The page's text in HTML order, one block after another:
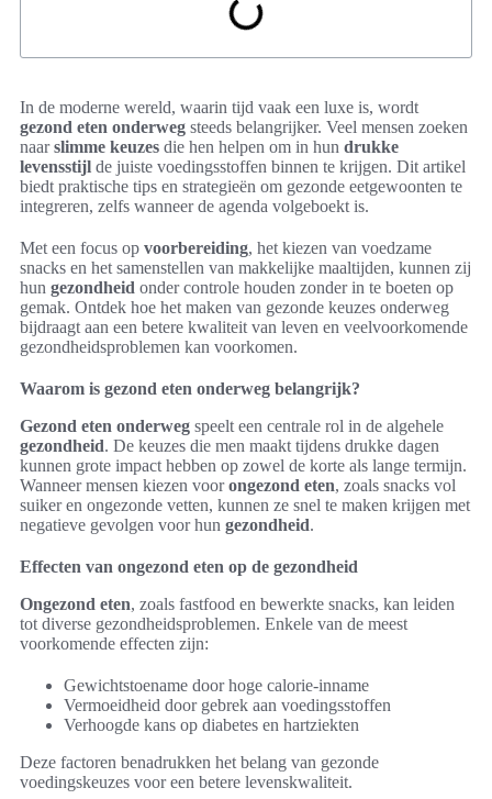
In de moderne wereld, waarin tijd vaak een luxe is, wordt
gezond eten onderweg steeds belangrijker. Veel mensen zoeken
naarslimme keuzes die hen helpen om in hun drukke
levensstijl de juiste voedingsstoffen binnen te krijgen. Dit artikel
biedt praktische tips en strategieën om gezonde eetgewoonten te
integreren, zelfs wanneer de agenda volgeboekt is.
Met een focus op voorbereiding, het kiezen van voedzame
snacks en het samenstellen van makkelijke maaltijden, kunnen zij
hun gezondheid onder controle houden zonder in te boeten op
gemak. Ontdek hoe het maken van gezonde keuzes onderweg
bijdraagt aan een betere kwaliteit van leven en veelvoorkomende
gezondheidsproblemen kan voorkomen.
Waarom is gezond eten onderweg belangrijk?
Gezond eten onderweg speelt een centrale rol in de algehele
gezondheid. De keuzes die men maakt tijdens drukke dagen
kunnen grote impact hebben op zowel de korte als lange termijn.
Wanneer mensen kiezen voorongezond eten, zoals snacks vol
suiker en ongezonde vetten, kunnen ze snel te maken krijgen met
negatieve gevolgen voor hun gezondheid.
Effecten van ongezond eten op de gezondheid
Ongezond eten, zoals fastfood en bewerkte snacks, kan leiden
tot diverse gezondheidsproblemen. Enkele van de meest
voorkomende effecten zijn:
Gewichtstoename door hoge calorie-inname
Vermoeidheid door gebrek aan voedingsstoffen
Verhoogde kans op diabetes en hartziekten
Deze factoren benadrukken het belang van gezonde
voedingskeuzes voor een betere levenskwaliteit.